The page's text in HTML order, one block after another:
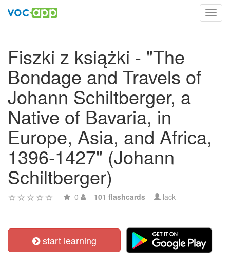
Fiszki z książki - "The
Bondage and Travels of
Johann Schiltberger, a
Native of Bavaria, in
Europe, Asia, and Africa,
1396-1427" (Johann
Schiltberger)
0 101 flashcards lack
start learning